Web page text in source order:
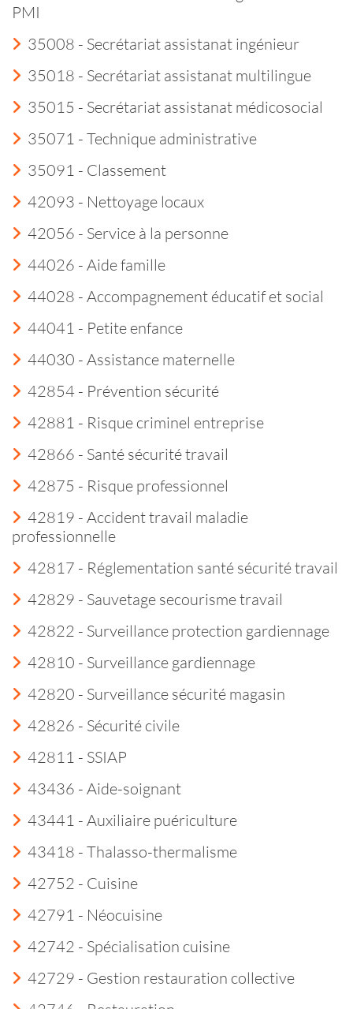
PMI
35008 - Secrétariat assistanat ingénieur
35018 - Secrétariat assistanat multilingue
35015 - Secrétariat assistanat médicosocial
35071 - Technique administrative
35091 - Classement
42093 - Nettoyage locaux
42056 - Service à la personne
44026 - Aide famille
44028 - Accompagnement éducatif et social
44041 - Petite enfance
44030 - Assistance maternelle
42854 - Prévention sécurité
42881 - Risque criminel entreprise
42866 - Santé sécurité travail
42875 - Risque professionnel
42819 - Accident travail maladie
professionnelle
42817 - Réglementation santé sécurité travail
42829 - Sauvetage secourisme travail
42822 - Surveillance protection gardiennage
42810 - Surveillance gardiennage
42820 - Surveillance sécurité magasin
42826 - Sécurité civile
42811 - SSIAP
43436 - Aide-soignant
43441 - Auxiliaire puériculture
43418 - Thalasso-thermalisme
42752 - Cuisine
42791 - Néocuisine
42742 - Spécialisation cuisine
42729 - Gestion restauration collective